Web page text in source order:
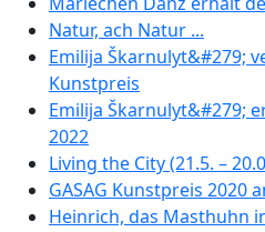
Natur, ach Natur ...
Emilija Škarnulyt&#279;
Kunstpreis
Emilija Škarnulyt&#279;
2022
Living the City (21.5. –
GASAG Kunstpreis 2020
Heinrich, das Masthuhn